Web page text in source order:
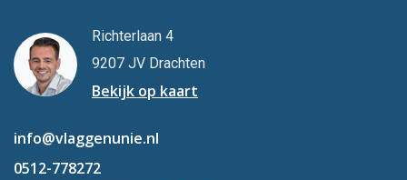
Richterlaan 4
9207 JV Drachten
Bekijk op kaart
info@vlaggenunie.nl
0512-778272